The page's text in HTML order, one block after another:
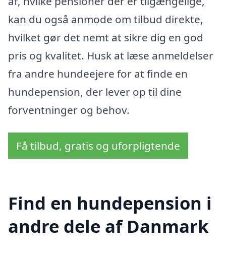
kan du også anmode om tilbud direkte,
hvilket gør det nemt at sikre dig en god
pris og kvalitet. Husk at læse anmeldelser
fra andre hundeejere for at finde en
hundepension, der lever op til dine
forventninger og behov.
Få tilbud, gratis og uforpligtende
Find en hundepension i
andre dele af Danmark